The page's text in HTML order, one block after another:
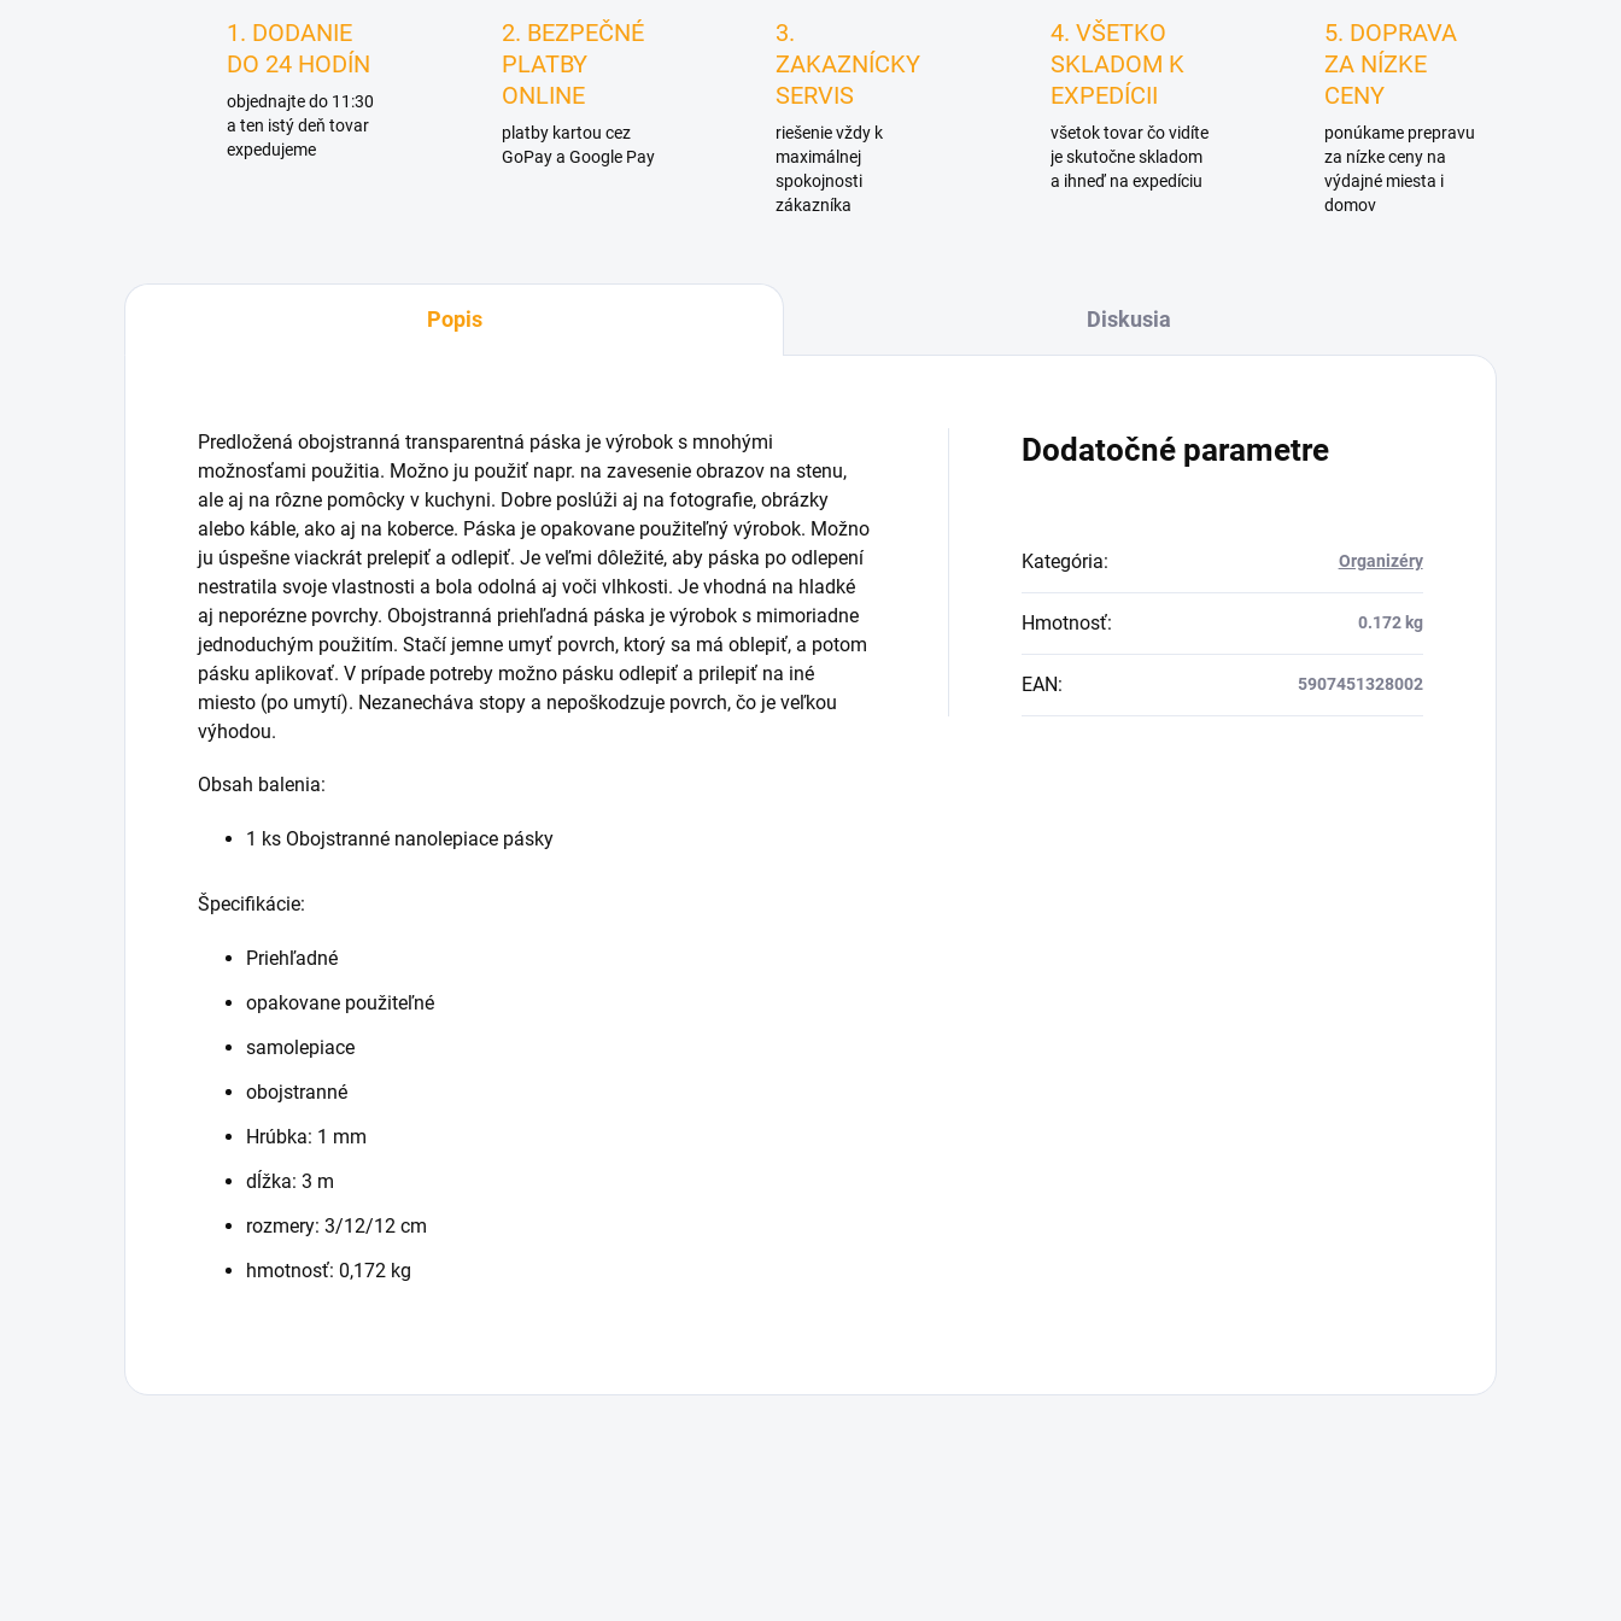
1. DODANIE
DO 24 HODÍN
objednajte do 11:30
a ten istý deň tovar
expedujeme
2. BEZPEČNÉ
PLATBY
ONLINE
platby kartou cez
GoPay a Google Pay
3.
ZAKAZNÍCKY
SERVIS
riešenie vždy k
maximálnej
spokojnosti
zákazníka
4. VŠETKO
SKLADOM K
EXPEDÍCII
všetok tovar čo vidíte
je skutočne skladom
a ihneď na expedíciu
5. DOPRAVA
ZA NÍZKE
CENY
ponúkame prepravu
za nízke ceny na
výdajné miesta i
domov
Popis Diskusia
Predložená obojstranná transparentná páska je výrobok s mnohými
možnosťami použitia. Možno ju použiť napr. na zavesenie obrazov na stenu,
ale aj na rôzne pomôcky v kuchyni. Dobre poslúži aj na fotografie, obrázky
alebo káble, ako aj na koberce. Páska je opakovane použiteľný výrobok. Možno
ju úspešne viackrát prelepiť a odlepiť. Je veľmi dôležité, aby páska po odlepení
nestratila svoje vlastnosti a bola odolná aj voči vlhkosti. Je vhodná na hladké
aj neporézne povrchy. Obojstranná priehľadná páska je výrobok s mimoriadne
jednoduchým použitím. Stačí jemne umyť povrch, ktorý sa má oblepiť, a potom
pásku aplikovať. V prípade potreby možno pásku odlepiť a prilepiť na iné
miesto (po umytí). Nezanecháva stopy a nepoškodzuje povrch, čo je veľkou
výhodou.
Obsah balenia:
1 ks Obojstranné nanolepiace pásky
Špecifikácie:
Priehľadné
opakovane použiteľné
samolepiace
obojstranné
Hrúbka: 1 mm
dĺžka: 3 m
rozmery: 3/12/12 cm
hmotnosť: 0,172 kg
Dodatočné parametre
Kategória: Organizéry
Hmotnosť: 0.172 kg
EAN: 5907451328002